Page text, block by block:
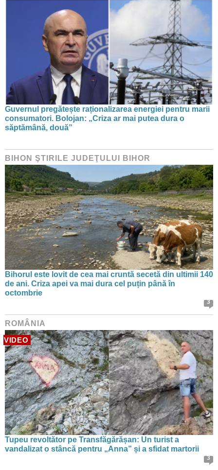
Guvernul pregătește raționalizarea energiei pentru marii
consumatori. Bolojan: „Criza ar mai putea dura o
săptămână, două”
BIHON ŞTIRILE JUDEŢULUI BIHOR
Bihorul este lovit de cea mai cruntă secetă din ultimii 140
de ani. Criza apei va mai dura cel puțin până în
octombrie
3
ROMÂNIA
VIDEO
Tupeu revoltător pe Transfăgărășan: Un turist a
vandalizat o stâncă pentru „Anna” și a sfidat martorii
3